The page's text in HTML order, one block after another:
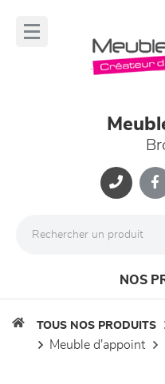
NOS
TOUS NOS PRODUITS
meuble d'appoint